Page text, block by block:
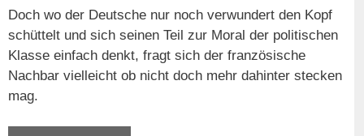
Doch wo der Deutsche nur noch verwundert den Kopf
schüttelt und sich seinen Teil zur Moral der politischen
Klasse einfach denkt, fragt sich der französische
Nachbar vielleicht ob nicht doch mehr dahinter stecken
mag.